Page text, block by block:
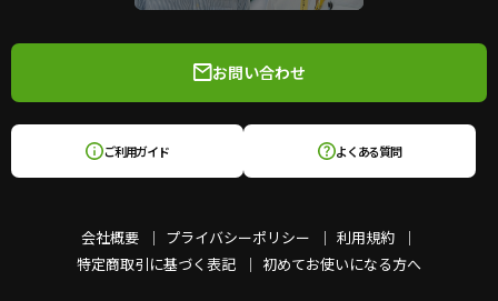
会社概要 プライバシーポリシー
利用規約
特定商取引に基づく表記
初めてお使いになる方へ
お問い合わせ
ご利用ガイド よくある質問